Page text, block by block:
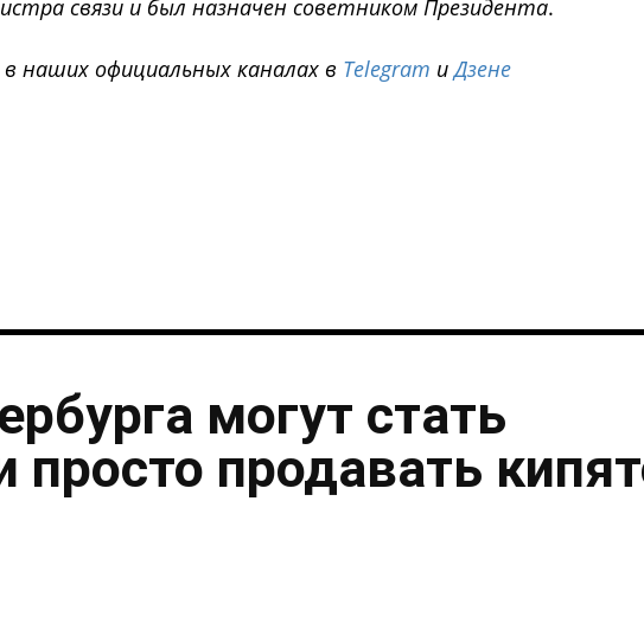
связи и был назначен советником Президента.
наших официальных каналах в Telegram иДзене
могут стать
продавать